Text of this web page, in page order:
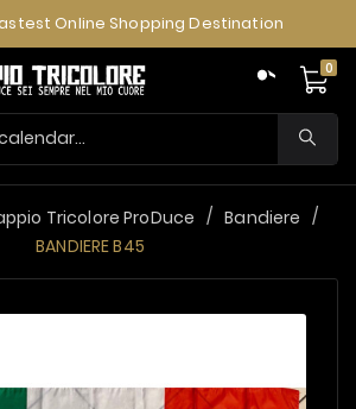
Online Shopping Destination
0
Tricolore ProDuce
Bandiere
BANDIERE B45